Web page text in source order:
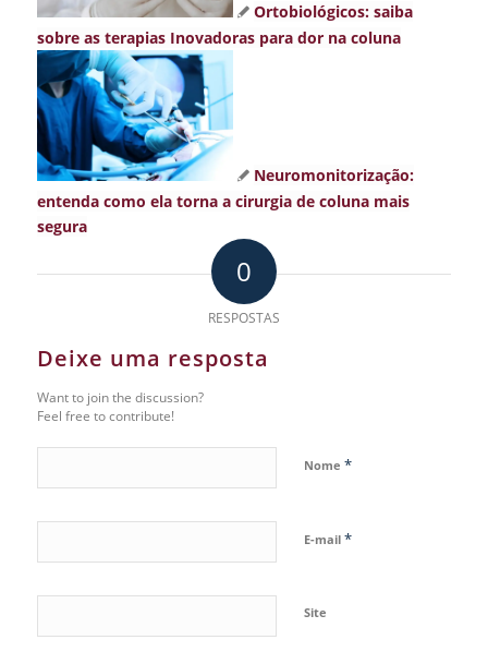
Ortobiológicos: saiba
sobre as terapias Inovadoras para dor na coluna
Neuromonitorização:
entenda como ela torna a cirurgia de coluna mais
segura
0
RESPOSTAS
Deixe uma resposta
Want to join the discussion?
Feel free to contribute!
Nome *
E-mail *
Site